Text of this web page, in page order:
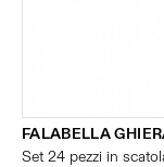
FALABELLA
Set 24 pezzi in